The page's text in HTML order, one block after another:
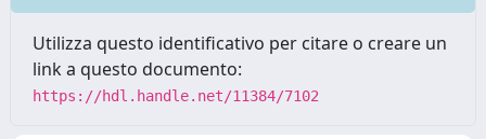
Utilizza questo identificativo per citare o creare un
link a questo documento:
https://hdl.handle.net/11384/7102